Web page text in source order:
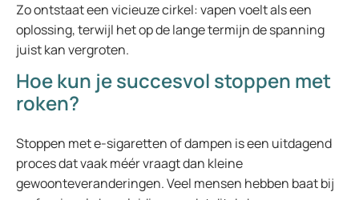
Zo ontstaat een vicieuze cirkel: vapen voelt als een
oplossing, terwijl het op de lange termijn de spanning
juist kan vergroten.
Hoe kun je succesvol stoppen met
roken?
Stoppen met e-sigaretten of dampen is een uitdagend
proces dat vaak méér vraagt dan kleine
gewoonteveranderingen. Veel mensen hebben baat bij